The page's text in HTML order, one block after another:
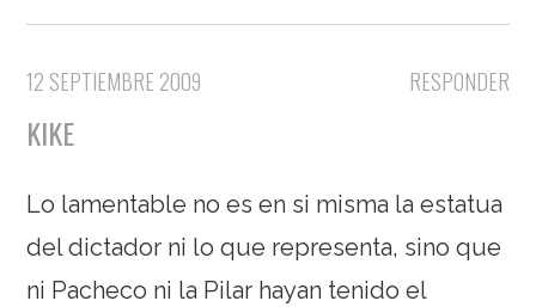
RESPONDER
12 SEPTIEMBRE 2009
KIKE
Lo lamentable no es en si misma la estatua
del dictador ni lo que representa, sino que
ni Pacheco ni la Pilar hayan tenido el